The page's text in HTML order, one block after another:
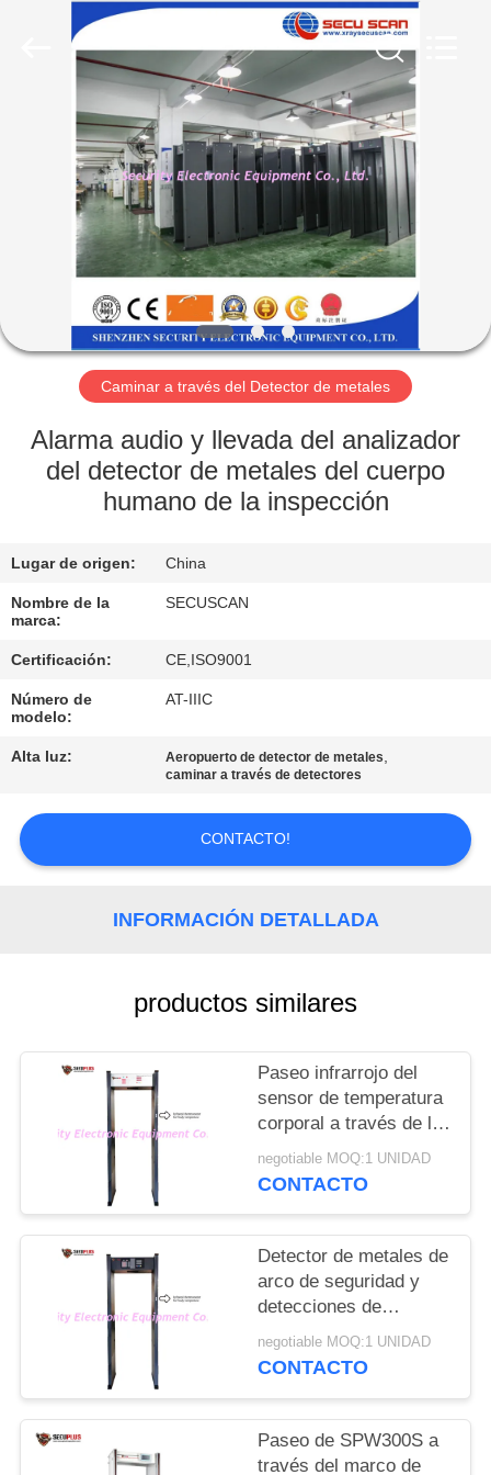
HOGAR
PRODUCTOS
SOBRE
NOSOTROS
VIAJE
LA
FÁBRICA
DE
CALIDAD
EN
CONTACTO
NOTICIAS
MAPA
SITIO
PRIVACY
POLICY
ELECTRONIC
Caminar a través del Detector de metales
Alarma audio y llevada del analizador
del detector de metales del cuerpo
humano de la inspección
Lugar de origen: China
Nombre de la
marca:
SECUSCAN
Certificación: CE,ISO9001
Número de
modelo:
AT-IIIC
Alta luz: Aeropuerto de detector de metales,
caminar a través de detectores
CONTACTO!
INFORMACIÓN DETALLADA
productos similares
Paseo infrarrojo del
sensor de temperatura
corporal a través de la
puerta de los
detectores de metales
el hotel
negotiable MOQ:1 UNIDAD
CONTACTO
Detector de metales de
arco de seguridad y
detecciones de
temperatura humana
para controlar el
gubernamental
negotiable MOQ:1 UNIDAD
CONTACTO
Paseo de SPW300S a
través del marco de